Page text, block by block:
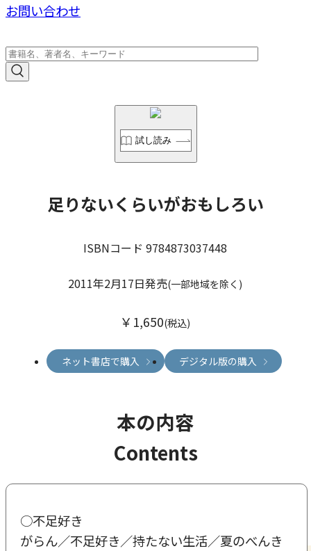
お問い合わせ
試し読み
足りないくらいがおもしろい
ISBNコード 9784873037448
2011年2月17日発売(一部地域を除く)
￥1,650(税込)
ネット書店で購入 デジタル版の購入
本の内容
Contents
○不足好き
がらん／不足好き／持たない生活／夏のべんき